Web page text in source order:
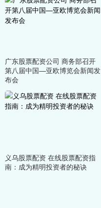
广东股票配资公司 商务部召开
第八届中国—亚欧博览会新闻发
布会
义乌股票配资 在线股票配资指
南：成为精明投资者的秘诀